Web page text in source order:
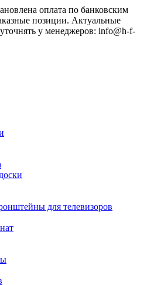
оплата по банковским
позиции. Актуальные
у менеджеров: info@h-f-
для телевизоров